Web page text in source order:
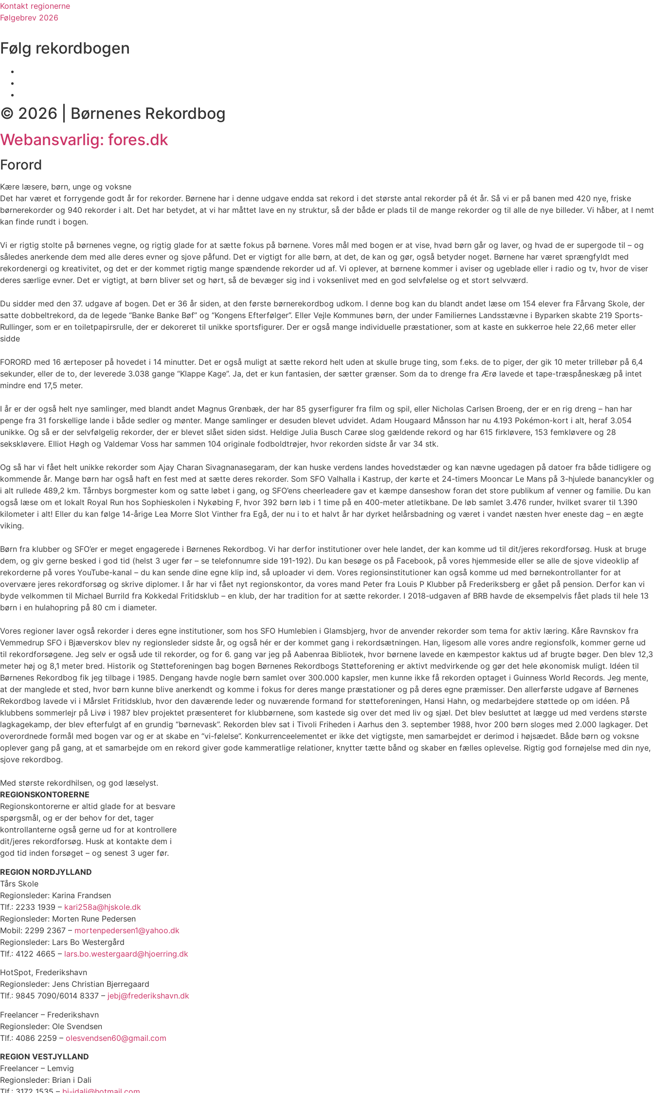
Kontakt regionerne
Følgebrev 2026
Følg rekordbogen
© 2026 | Børnenes Rekordbog
Webansvarlig: fores.dk
Forord
Kære læsere, børn, unge og voksne
Det har været et forrygende godt år for rekorder. Børnene har i denne udgave endda sat rekord i det største antal rekorder på ét år. Så vi er på banen med 420 nye, friske
børnerekorder og 940 rekorder i alt. Det har betydet, at vi har måttet lave en ny struktur, så der både er plads til de mange rekorder og til alle de nye billeder. Vi håber, at I nemt
kan finde rundt i bogen.
Vi er rigtig stolte på børnenes vegne, og rigtig glade for at sætte fokus på børnene. Vores mål med bogen er at vise, hvad børn går og laver, og hvad de er supergode til – og
således anerkende dem med alle deres evner og sjove påfund. Det er vigtigt for alle børn, at det, de kan og gør, også betyder noget. Børnene har været sprængfyldt med
rekordenergi og kreativitet, og det er der kommet rigtig mange spændende rekorder ud af. Vi oplever, at børnene kommer i aviser og ugeblade eller i radio og tv, hvor de viser
deres særlige evner. Det er vigtigt, at børn bliver set og hørt, så de bevæger sig ind i voksenlivet med en god selvfølelse og et stort selvværd.
Du sidder med den 37. udgave af bogen. Det er 36 år siden, at den første børnerekordbog udkom. I denne bog kan du blandt andet læse om 154 elever fra Fårvang Skole, der
satte dobbeltrekord, da de legede “Banke Banke Bøf” og “Kongens Efterfølger”. Eller Vejle Kommunes børn, der under Familiernes Landsstævne i Byparken skabte 219 Sports-
Rullinger, som er en toiletpapirsrulle, der er dekoreret til unikke sportsfigurer. Der er også mange individuelle præstationer, som at kaste en sukkerroe hele 22,66 meter eller
sidde
FORORD med 16 ærteposer på hovedet i 14 minutter. Det er også muligt at sætte rekord helt uden at skulle bruge ting, som f.eks. de to piger, der gik 10 meter trillebør på 6,4
sekunder, eller de to, der leverede 3.038 gange “Klappe Kage”. Ja, det er kun fantasien, der sætter grænser. Som da to drenge fra Ærø lavede et tape-træspåneskæg på intet
mindre end 17,5 meter.
I år er der også helt nye samlinger, med blandt andet Magnus Grønbæk, der har 85 gyserfigurer fra film og spil, eller Nicholas Carlsen Broeng, der er en rig dreng – han har
penge fra 31 forskellige lande i både sedler og mønter. Mange samlinger er desuden blevet udvidet. Adam Hougaard Månsson har nu 4.193 Pokémon-kort i alt, heraf 3.054
unikke. Og så er der selvfølgelig rekorder, der er blevet slået siden sidst. Heldige Julia Busch Carøe slog gældende rekord og har 615 firkløvere, 153 femkløvere og 28
sekskløvere. Elliot Høgh og Valdemar Voss har sammen 104 originale fodboldtrøjer, hvor rekorden sidste år var 34 stk.
Og så har vi fået helt unikke rekorder som Ajay Charan Sivagnanasegaram, der kan huske verdens landes hovedstæder og kan nævne ugedagen på datoer fra både tidligere og
kommende år. Mange børn har også haft en fest med at sætte deres rekorder. Som SFO Valhalla i Kastrup, der kørte et 24-timers Mooncar Le Mans på 3-hjulede banancykler og
i alt rullede 489,2 km. Tårnbys borgmester kom og satte løbet i gang, og SFO’ens cheerleadere gav et kæmpe danseshow foran det store publikum af venner og familie. Du kan
også læse om et lokalt Royal Run hos Sophieskolen i Nykøbing F, hvor 392 børn løb i 1 time på en 400-meter atletikbane. De løb samlet 3.476 runder, hvilket svarer til 1.390
kilometer i alt! Eller du kan følge 14-årige Lea Morre Slot Vinther fra Egå, der nu i to et halvt år har dyrket helårsbadning og været i vandet næsten hver eneste dag – en ægte
viking.
Børn fra klubber og SFO’er er meget engagerede i Børnenes Rekordbog. Vi har derfor institutioner over hele landet, der kan komme ud til dit/jeres rekordforsøg. Husk at bruge
dem, og giv gerne besked i god tid (helst 3 uger før – se telefonnumre side 191-192). Du kan besøge os på Facebook, på vores hjemmeside eller se alle de sjove videoklip af
rekorderne på vores YouTube-kanal – du kan sende dine egne klip ind, så uploader vi dem. Vores regionsinstitutioner kan også komme ud med børnekontrollanter for at
overvære jeres rekordforsøg og skrive diplomer. I år har vi fået nyt regionskontor, da vores mand Peter fra Louis P Klubber på Frederiksberg er gået på pension. Derfor kan vi
byde velkommen til Michael Burrild fra Kokkedal Fritidsklub – en klub, der har tradition for at sætte rekorder. I 2018-udgaven af BRB havde de eksempelvis fået plads til hele 13
børn i en hulahopring på 80 cm i diameter.
Vores regioner laver også rekorder i deres egne institutioner, som hos SFO Humlebien i Glamsbjerg, hvor de anvender rekorder som tema for aktiv læring. Kåre Ravnskov fra
Vemmedrup SFO i Bjæverskov blev ny regionsleder sidste år, og også hér er der kommet gang i rekordsætningen. Han, ligesom alle vores andre regionsfolk, kommer gerne ud
til rekordforsøgene. Jeg selv er også ude til rekorder, og for 6. gang var jeg på Aabenraa Bibliotek, hvor børnene lavede en kæmpestor kaktus ud af brugte bøger. Den blev 12,3
meter høj og 8,1 meter bred. Historik og Støtteforeningen bag bogen Børnenes Rekordbogs Støtteforening er aktivt medvirkende og gør det hele økonomisk muligt. Idéen til
Børnenes Rekordbog fik jeg tilbage i 1985. Dengang havde nogle børn samlet over 300.000 kapsler, men kunne ikke få rekorden optaget i Guinness World Records. Jeg mente,
at der manglede et sted, hvor børn kunne blive anerkendt og komme i fokus for deres mange præstationer og på deres egne præmisser. Den allerførste udgave af Børnenes
Rekordbog lavede vi i Mårslet Fritidsklub, hvor den daværende leder og nuværende formand for støtteforeningen, Hansi Hahn, og medarbejdere støttede op om idéen. På
klubbens sommerlejr på Livø i 1987 blev projektet præsenteret for klubbørnene, som kastede sig over det med liv og sjæl. Det blev besluttet at lægge ud med verdens største
lagkagekamp, der blev efterfulgt af en grundig “børnevask”. Rekorden blev sat i Tivoli Friheden i Aarhus den 3. september 1988, hvor 200 børn sloges med 2.000 lagkager. Det
overordnede formål med bogen var og er at skabe en “vi-følelse”. Konkurrenceelementet er ikke det vigtigste, men samarbejdet er derimod i højsædet. Både børn og voksne
oplever gang på gang, at et samarbejde om en rekord giver gode kammeratlige relationer, knytter tætte bånd og skaber en fælles oplevelse. Rigtig god fornøjelse med din nye,
sjove rekordbog.
Med største rekordhilsen, og god læselyst.
REGIONSKONTORERNE
Regionskontorerne er altid glade for at besvare
spørgsmål, og er der behov for det, tager
kontrollanterne også gerne ud for at kontrollere
dit/jeres rekordforsøg. Husk at kontakte dem i
god tid inden forsøget – og senest 3 uger før.
REGION NORDJYLLAND
Tårs Skole
Regionsleder: Karina Frandsen
Tlf.: 2233 1939 – kari258a@hjskole.dk
Regionsleder: Morten Rune Pedersen
Mobil: 2299 2367 – mortenpedersen1@yahoo.dk
Regionsleder: Lars Bo Westergård
Tlf.: 4122 4665 – lars.bo.westergaard@hjoerring.dk
HotSpot, Frederikshavn
Regionsleder: Jens Christian Bjerregaard
Tlf.: 9845 7090/6014 8337 – jebj@frederikshavn.dk
Freelancer – Frederikshavn
Regionsleder: Ole Svendsen
Tlf.: 4086 2259 – olesvendsen60@gmail.com
REGION VESTJYLLAND
Freelancer – Lemvig
Regionsleder: Brian i Dali